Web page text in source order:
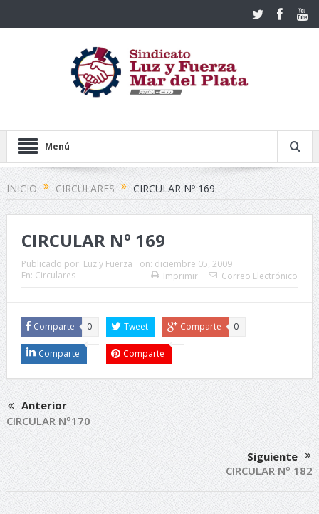
Menú
INICIO CIRCULARES CIRCULAR Nº 169
CIRCULAR Nº 169
Publicado por: Luz y Fuerza on: diciembre 05, 2009
En: Circulares Imprimir Correo Electrónico
Comparte 0 Tweet Comparte 0
Comparte Comparte
Anterior
CIRCULAR Nº170
Siguiente
CIRCULAR Nº 182